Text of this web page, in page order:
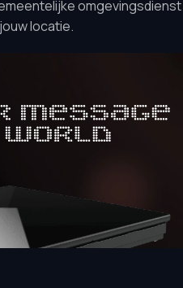
omgevingsdienst
locatie.